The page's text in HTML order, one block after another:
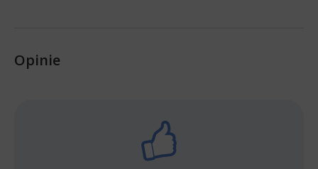
Opinie